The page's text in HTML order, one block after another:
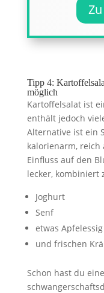
Tipp 4:
möglich
Kartoffelsalat ist
enthält jedoch
Alternative ist ein
kalorienarm,
Einfluss auf den
lecker, kombiniert
Joghurt
Senf
etwas Apfelessig
und frischen
Schon hast du